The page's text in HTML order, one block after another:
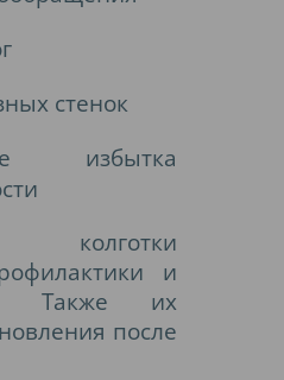
стенок
избытка
колготки
и
Также их
после